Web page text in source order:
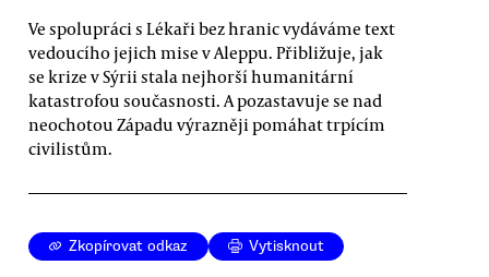
Ve spolupráci s Lékaři bez hranic vydáváme text
vedoucího jejich mise v Aleppu. Přibližuje, jak
se krize v Sýrii stala nejhorší humanitární
katastrofou současnosti. A pozastavuje se nad
neochotou Západu výrazněji pomáhat trpícím
civilistům.
Zkopírovat odkaz Vytisknout